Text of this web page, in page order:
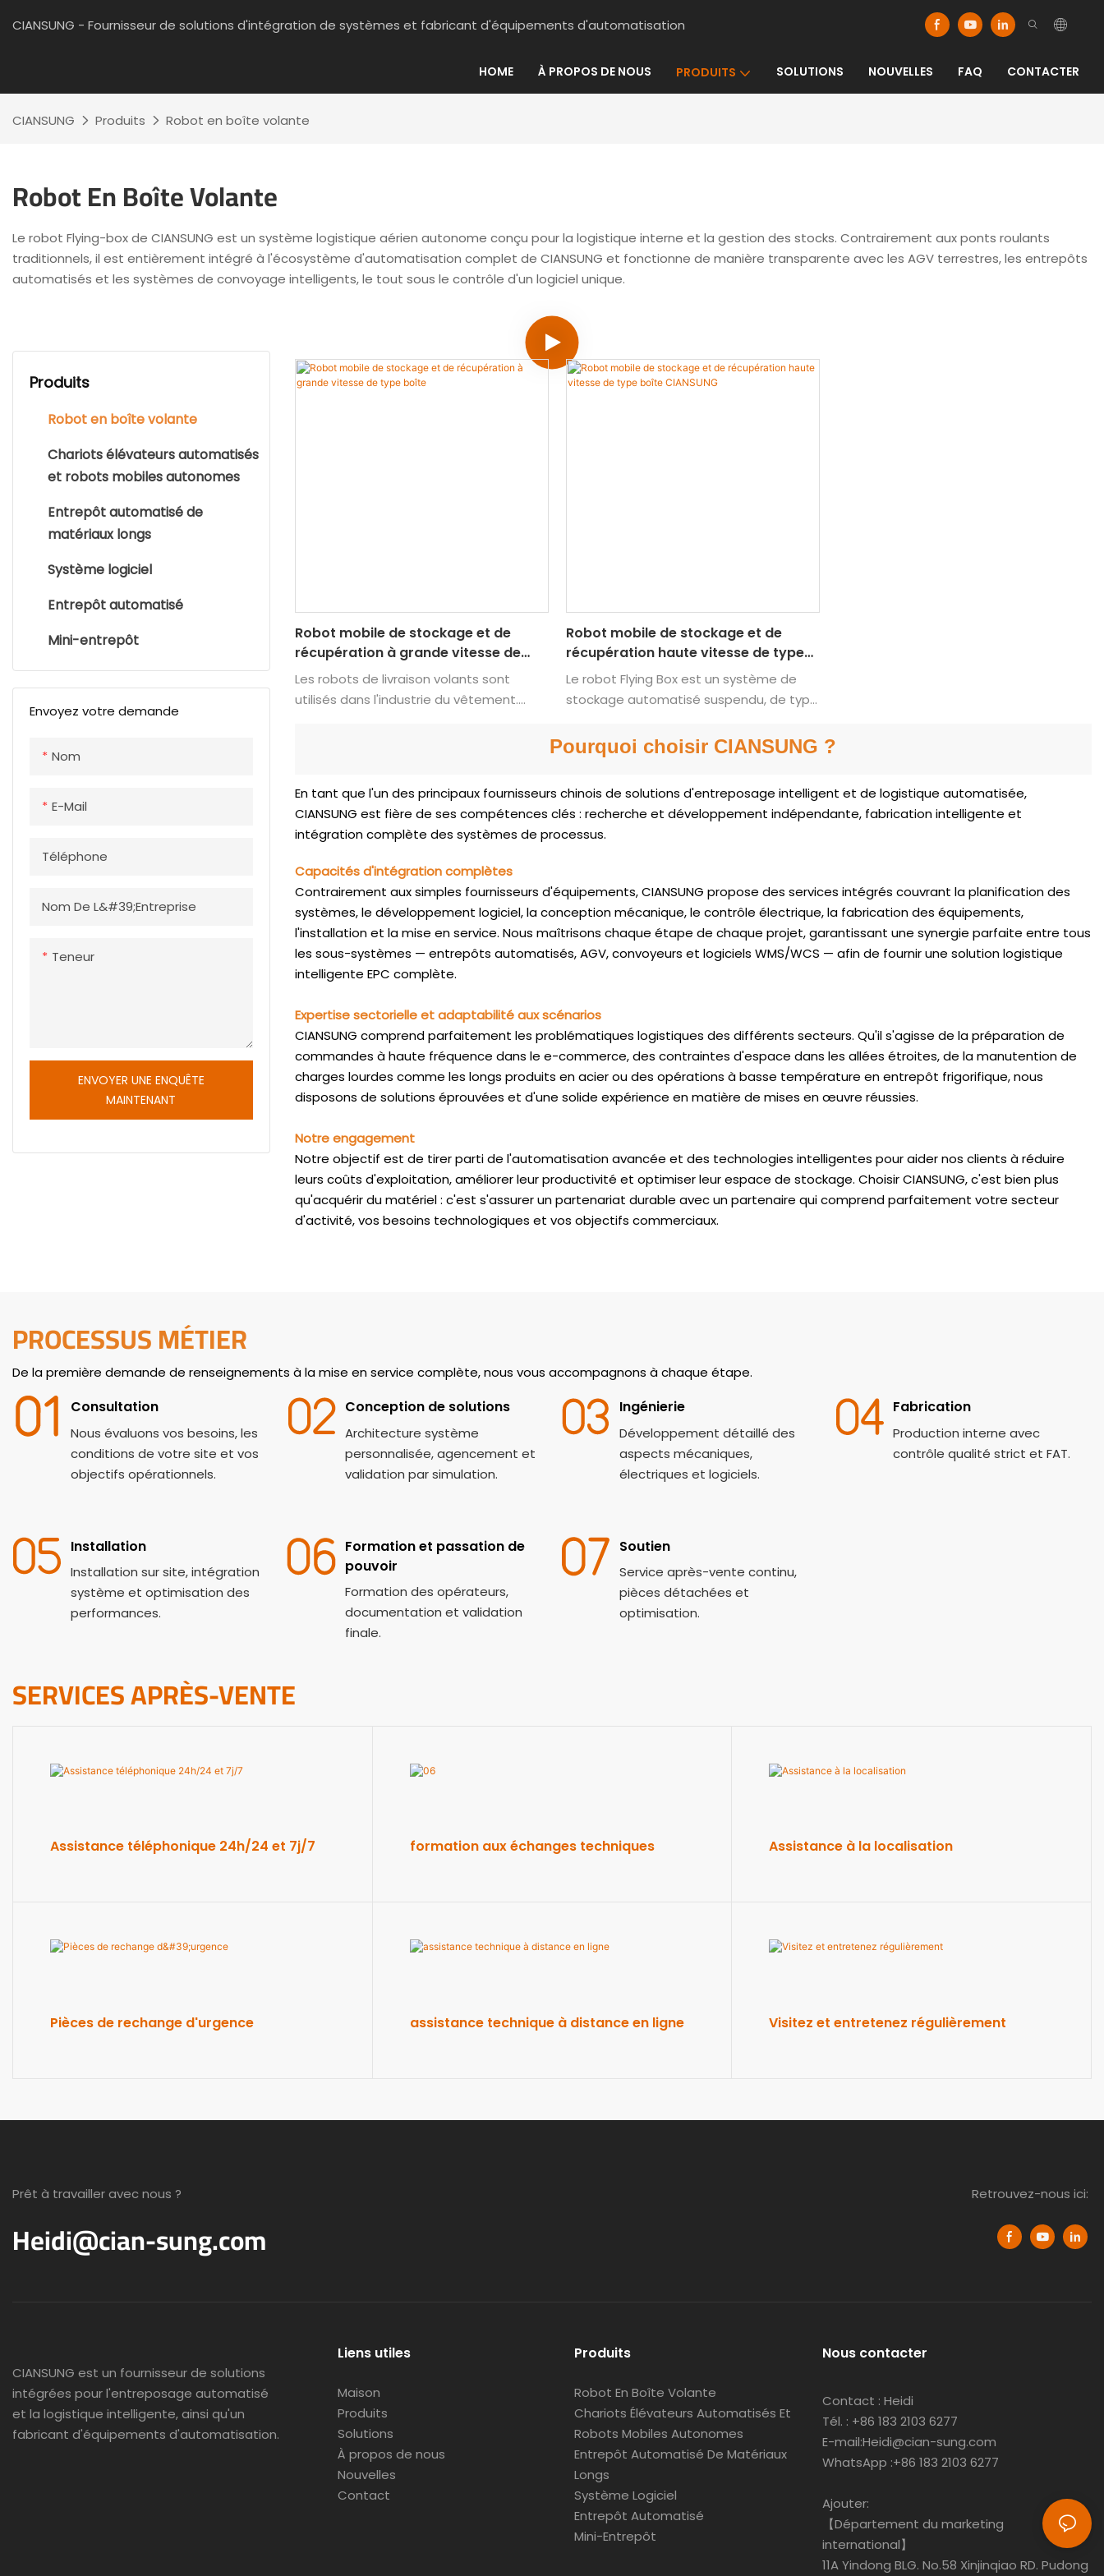
CIANSUNG - Fournisseur de solutions d'intégration de systèmes et fabricant d'équipements d'automatisation
HOME À PROPOS DE NOUS PRODUITS SOLUTIONS NOUVELLES FAQ CONTACTER
CIANSUNG Produits Robot en boîte volante
Robot En Boîte Volante
Le robot Flying-box de CIANSUNG est un système logistique aérien autonome conçu pour la logistique interne et la gestion des stocks. Contrairement aux ponts roulants
traditionnels, il est entièrement intégré à l'écosystème d'automatisation complet de CIANSUNG et fonctionne de manière transparente avec les AGV terrestres, les entrepôts
automatisés et les systèmes de convoyage intelligents, le tout sous le contrôle d'un logiciel unique.
Produits
Robot en boîte volante
Chariots élévateurs automatisés
et robots mobiles autonomes
Entrepôt automatisé de
matériaux longs
Système logiciel
Entrepôt automatisé
Mini-entrepôt
Envoyez votre demande
Nom
E-Mail
Téléphone
Nom De L&#39;entreprise
Teneur
ENVOYER UNE ENQUÊTE
MAINTENANT
Robot mobile de stockage et de
récupération à grande vitesse de
type boîte
Les robots de livraison volants sont
utilisés dans l'industrie du vêtement.
capacité de stockage et l'efficacité de
la récupération.
Robot mobile de stockage et de
récupération haute vitesse de type
boîte CIANSUNG
Le robot Flying Box est un système de
stockage automatisé suspendu, de type
haute densité et la récupération
efficace des bacs. Léger et suspendu, il
standards, sans modification du sol,
optimisant ainsi l'espace au sol. Son
fonctionnement est très efficace et
grappes. Il convient aux secteurs du e-
commerce, de l'agroalimentaire, de la
pharmacie, de l'électronique et autres.
Pourquoi choisir CIANSUNG ?
En tant que l'un des principaux fournisseurs chinois de solutions d'entreposage intelligent et de logistique automatisée,
CIANSUNG est fière de ses compétences clés : recherche et développement indépendante, fabrication intelligente et
intégration complète des systèmes de processus.
Capacités d'intégration complètes
Contrairement aux simples fournisseurs d'équipements, CIANSUNG propose des services intégrés couvrant la planification des
systèmes, le développement logiciel, la conception mécanique, le contrôle électrique, la fabrication des équipements,
l'installation et la mise en service. Nous maîtrisons chaque étape de chaque projet, garantissant une synergie parfaite entre tous
les sous-systèmes — entrepôts automatisés, AGV, convoyeurs et logiciels WMS/WCS — afin de fournir une solution logistique
intelligente EPC complète.
Expertise sectorielle et adaptabilité aux scénarios
CIANSUNG comprend parfaitement les problématiques logistiques des différents secteurs. Qu'il s'agisse de la préparation de
commandes à haute fréquence dans le e-commerce, des contraintes d'espace dans les allées étroites, de la manutention de
charges lourdes comme les longs produits en acier ou des opérations à basse température en entrepôt frigorifique, nous
disposons de solutions éprouvées et d'une solide expérience en matière de mises en œuvre réussies.
Notre engagement
Notre objectif est de tirer parti de l'automatisation avancée et des technologies intelligentes pour aider nos clients à réduire
leurs coûts d'exploitation, améliorer leur productivité et optimiser leur espace de stockage. Choisir CIANSUNG, c'est bien plus
qu'acquérir du matériel : c'est s'assurer un partenariat durable avec un partenaire qui comprend parfaitement votre secteur
d'activité, vos besoins technologiques et vos objectifs commerciaux.
PROCESSUS MÉTIER
De la première demande de renseignements à la mise en service complète, nous vous accompagnons à chaque étape.
Consultation
Nous évaluons vos besoins, les
conditions de votre site et vos
objectifs opérationnels.
Conception de solutions
Architecture système
personnalisée, agencement et
validation par simulation.
Ingénierie
Développement détaillé des
aspects mécaniques,
électriques et logiciels.
Fabrication
Production interne avec
contrôle qualité strict et FAT.
Installation
Installation sur site, intégration
système et optimisation des
performances.
Formation et passation de
pouvoir
Formation des opérateurs,
documentation et validation
finale.
Soutien
Service après-vente continu,
pièces détachées et
optimisation.
SERVICES APRÈS-VENTE
Assistance téléphonique 24h/24 et 7j/7 formation aux échanges techniques Assistance à la localisation
Pièces de rechange d'urgence assistance technique à distance en ligne Visitez et entretenez régulièrement
Prêt à travailler avec nous ?
Heidi@cian-sung.com
Retrouvez-nous ici:
CIANSUNG est un fournisseur de solutions
intégrées pour l'entreposage automatisé
et la logistique intelligente, ainsi qu'un
fabricant d'équipements d'automatisation.
Liens utiles
Maison
Produits
Solutions
À propos de nous
Nouvelles
Contact
Produits
Robot En Boîte Volante
Chariots Élévateurs Automatisés Et
Robots Mobiles Autonomes
Entrepôt Automatisé De Matériaux
Longs
Système Logiciel
Entrepôt Automatisé
Mini-Entrepôt
Nous contacter
Contact : Heidi
Tél. : +86 183 2103 6277
E-mail:Heidi@cian-sung.com
WhatsApp :+86 183 2103 6277
Ajouter:
【Département du marketing
international】
11A Yindong BLG. No.58 Xinjinqiao RD. Pudong